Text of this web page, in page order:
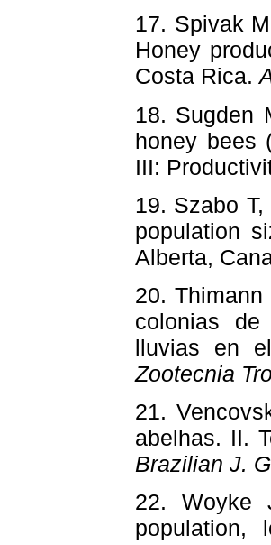
17. Spivak
Honey
Costa Rica.
18. Sugden
honey bees
III:
19. Szabo
population
Alberta,
20.
colonias
lluvias en
Zootecnia
21.
abelhas. II.
Brazilian J.
22. Woyke
population,